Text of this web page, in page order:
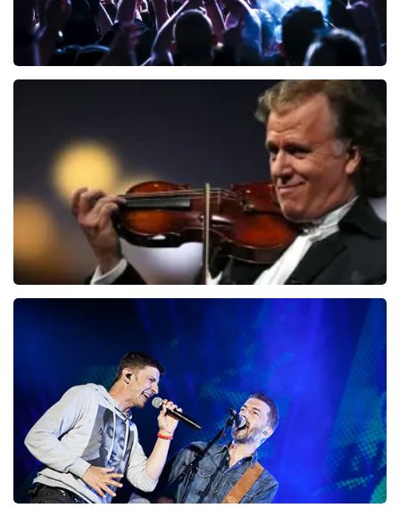
BESTEL NU
Andre Rieu
laatste 30 minuten
BESTEL NU